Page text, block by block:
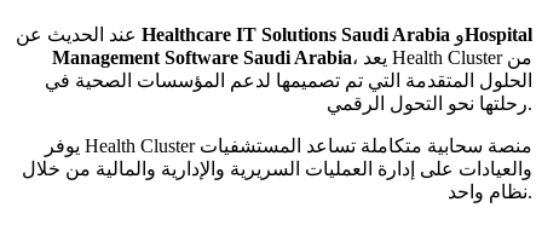
Healthcare IT Solutions Saudi Arabia وHospital
Management Software Saudi Arabia، يعد Health Cluster من
الحلول المتقدمة التي تم تصميمها لدعم المؤسسات الصحية في
رحلتها نحو التحول الرقمي.
يوفر Health Cluster منصة سحابية متكاملة تساعد المستشفيات
والعيادات على إدارة العمليات السريرية والإدارية والمالية من خلال
نظام واحد.